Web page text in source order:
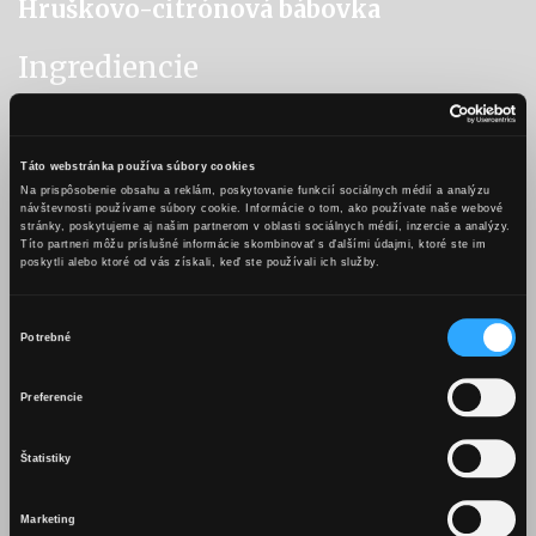
Táto webstránka používa súbory cookies
Na prispôsobenie obsahu a reklám, poskytovanie funkcií sociálnych médií a analýzu
návštevnosti používame súbory cookie. Informácie o tom, ako používate naše webové
stránky, poskytujeme aj našim partnerom v oblasti sociálnych médií, inzercie a analýzy.
Títo partneri môžu príslušné informácie skombinovať s ďalšími údajmi, ktoré ste im
poskytli alebo ktoré od vás získali, keď ste používali ich služby.
Potrebné
Preferencie
Štatistiky
Marketing
Hruškovo-citrónová bábovka
Ingrediencie
3 vajíčka
250 ml kyslého mlieka
440 g hladkej múky
1 prášok do pečiva
2 hrušky
Postup
zamixujeme vajíčka. Pridáme kyslé mlieko a premixujeme.